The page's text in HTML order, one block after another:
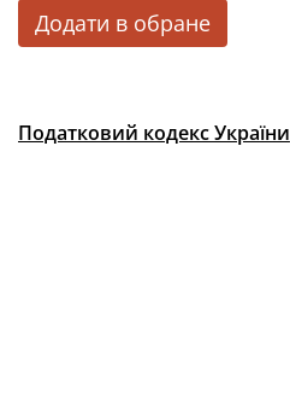
Додати в обране
Податковий кодекс України